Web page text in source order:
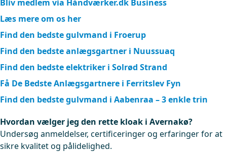
Bliv medlem via Håndværker.dk Business
Læs mere om os her
Find den bedste gulvmand i Froerup
Find den bedste anlægsgartner i Nuussuaq
Find den bedste elektriker i Solrød Strand
Få De Bedste Anlægsgartnere i Ferritslev Fyn
Find den bedste gulvmand i Aabenraa – 3 enkle trin
Hvordan vælger jeg den rette kloak i Avernakø?
Undersøg anmeldelser, certificeringer og erfaringer for at
sikre kvalitet og pålidelighed.